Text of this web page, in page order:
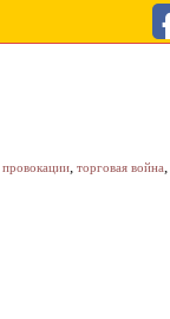
провокации, торговая война,